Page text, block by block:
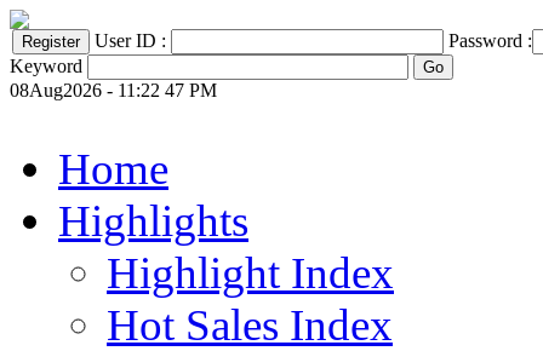
User ID :
Password :
Keyword
08Aug2026 - 11:22 47 PM
Home
Highlights
Highlight Index
Hot Sales Index